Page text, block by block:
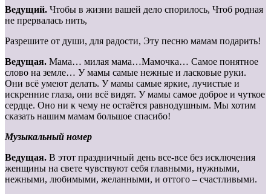
Ведущий. Чтобы в жизни вашей дело спорилось, Чтоб родная
не прервалась нить,
Разрешите от души, для радости, Эту песню мамам подарить!
Ведущая. Мама… милая мама…Мамочка… Самое понятное
слово на земле… У мамы самые нежные и ласковые руки.
Они всё умеют делать. У мамы самые яркие, лучистые и
искренние глаза, они всё видят. У мамы самое доброе и чуткое
сердце. Оно ни к чему не остаётся равнодушным. Мы хотим
сказать нашим мамам большое спасибо!
Музыкальный номер
Ведущая. В этот праздничный день все-все без исключения
женщины на свете чувствуют себя главными, нужными,
нежными, любимыми, желанными, и оттого – счастливыми.